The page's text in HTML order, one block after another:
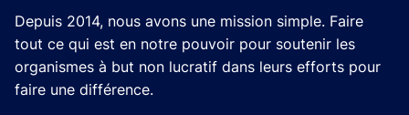
Depuis 2014, nous avons une mission simple. Faire
tout ce qui est en notre pouvoir pour soutenir les
organismes à but non lucratif dans leurs efforts pour
faire une différence.